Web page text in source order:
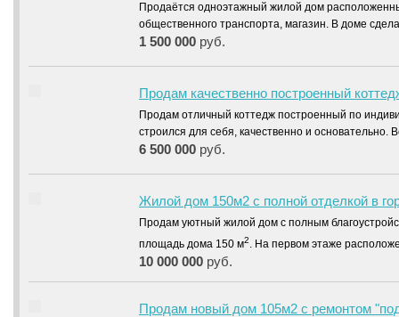
Продаётся одноэтажный жилой дом
общественного транспорта, магазин. В доме
1 500 000 руб.
Продам качественно построенный
Продам отличный коттедж построенный по
строился для себя, качественно и
6 500 000 руб.
Жилой дом 150м2 с полной отделкой в
Продам уютный жилой дом с полным
площадь дома 150 м2. На первом этаже
10 000 000 руб.
Продам новый дом 105м2 с ремонтом